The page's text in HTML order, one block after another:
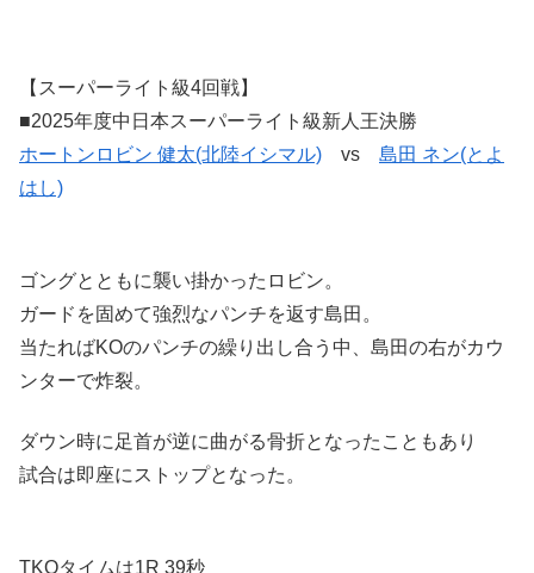
【スーパーライト級4回戦】
■2025年度中日本スーパーライト級新人王決勝
ホートンロビン 健太(北陸イシマル) vs 島田 ネン(とよ
はし)
ゴングとともに襲い掛かったロビン。
ガードを固めて強烈なパンチを返す島田。
当たればKOのパンチの繰り出し合う中、島田の右がカウ
ンターで炸裂。
ダウン時に足首が逆に曲がる骨折となったこともあり
試合は即座にストップとなった。
TKOタイムは1R 39秒